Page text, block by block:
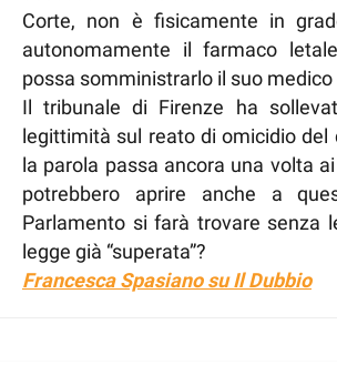
Corte, non è fisicamente in
autonomamente il farmaco
possa somministrarlo il suo medico
Il tribunale di Firenze ha
legittimità sul reato di omicidio del
la parola passa ancora una volta
potrebbero aprire anche a
Parlamento si farà trovare senza
legge già “superata”?
Francesca Spasiano su Il Dubbio